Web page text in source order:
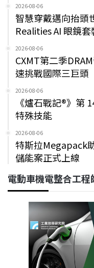
2026-08-06
智慧穿戴邁向抬頭
Realities AI 眼鏡套
2026-08-06
CXMT第二季
速挑戰國際三巨頭
2026-08-06
《爐石戰記®》第
特殊技能
2026-08-06
特斯拉Megapack
儲能案正式上線
電動車機電整合工程